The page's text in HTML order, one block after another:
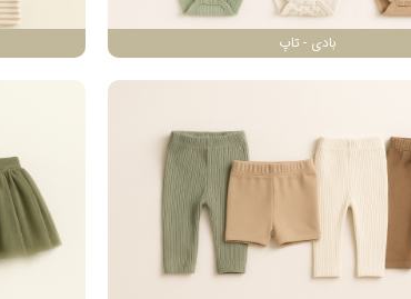
بادی - تاپ